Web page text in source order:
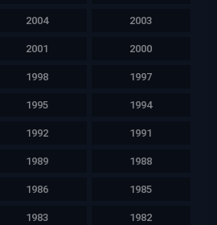
2004 2003
2001 2000
1998 1997
1995 1994
1992 1991
1989 1988
1986 1985
1983 1982